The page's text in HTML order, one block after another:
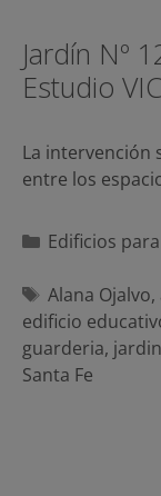
Jardín Nº
Estudio VIC
La intervención
entre los
Categorías
Edificios
Etiquetas
Alana Ojalvo,
edificio
guarderia,
Santa Fe